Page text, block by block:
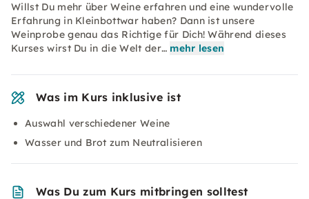
Willst Du mehr über Weine erfahren und eine wundervolle
Erfahrung in Kleinbottwar haben? Dann ist unsere
Weinprobe genau das Richtige für Dich! Während dieses
Kurses wirst Du in die Welt der… mehr lesen
Was im Kurs inklusive ist
Auswahl verschiedener Weine
Wasser und Brot zum Neutralisieren
Was Du zum Kurs mitbringen solltest